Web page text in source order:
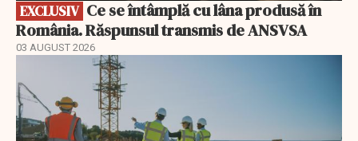
EXCLUSIV
România. Răspunsul transmis de ANSVSA
03 AUGUST 2026